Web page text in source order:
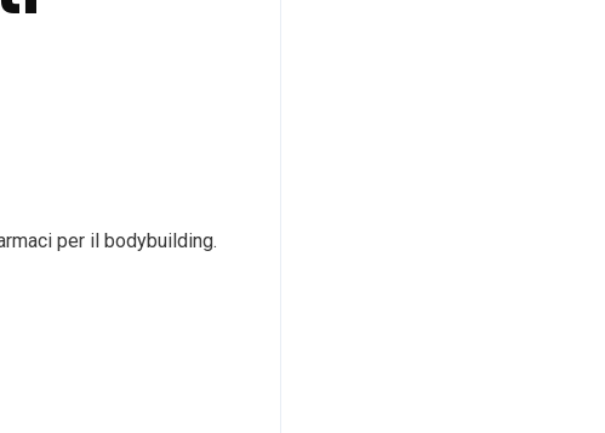
per il bodybuilding.